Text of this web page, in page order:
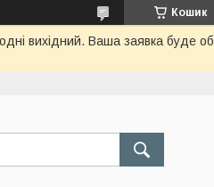
Кошик
вихідний. Ваша заявка буде